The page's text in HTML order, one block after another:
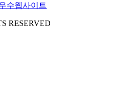
RESERVED